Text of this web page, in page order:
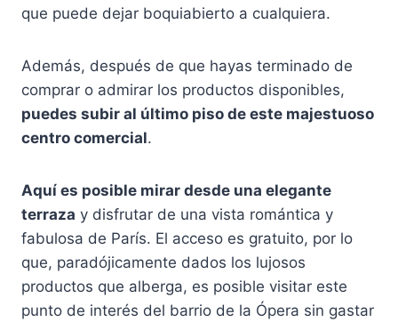
que puede dejar boquiabierto a cualquiera.
Además, después de que hayas terminado de
comprar o admirar los productos disponibles,
puedes subir al último piso de este majestuoso
centro comercial.
Aquí es posible mirar desde una elegante
terraza y disfrutar de una vista romántica y
fabulosa de París. El acceso es gratuito, por lo
que, paradójicamente dados los lujosos
productos que alberga, es posible visitar este
punto de interés del barrio de la Ópera sin gastar